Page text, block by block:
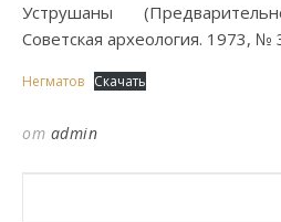
Уструшаны
Советская археология. 1973, №
Негматов Скачать
от admin